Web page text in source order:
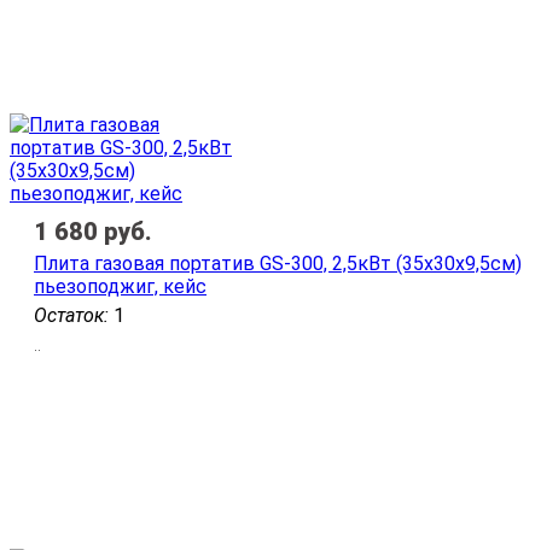
Остаток: 1
Плита газовая портатив GS-300, 2,5кВт (35х30х9,5см)
пьезоподжиг, кейс
..
1 680 руб.